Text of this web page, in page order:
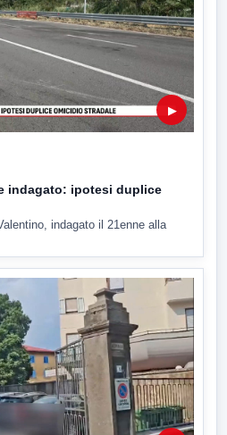
▶
indagato: ipotesi duplice
indagato il 21enne alla